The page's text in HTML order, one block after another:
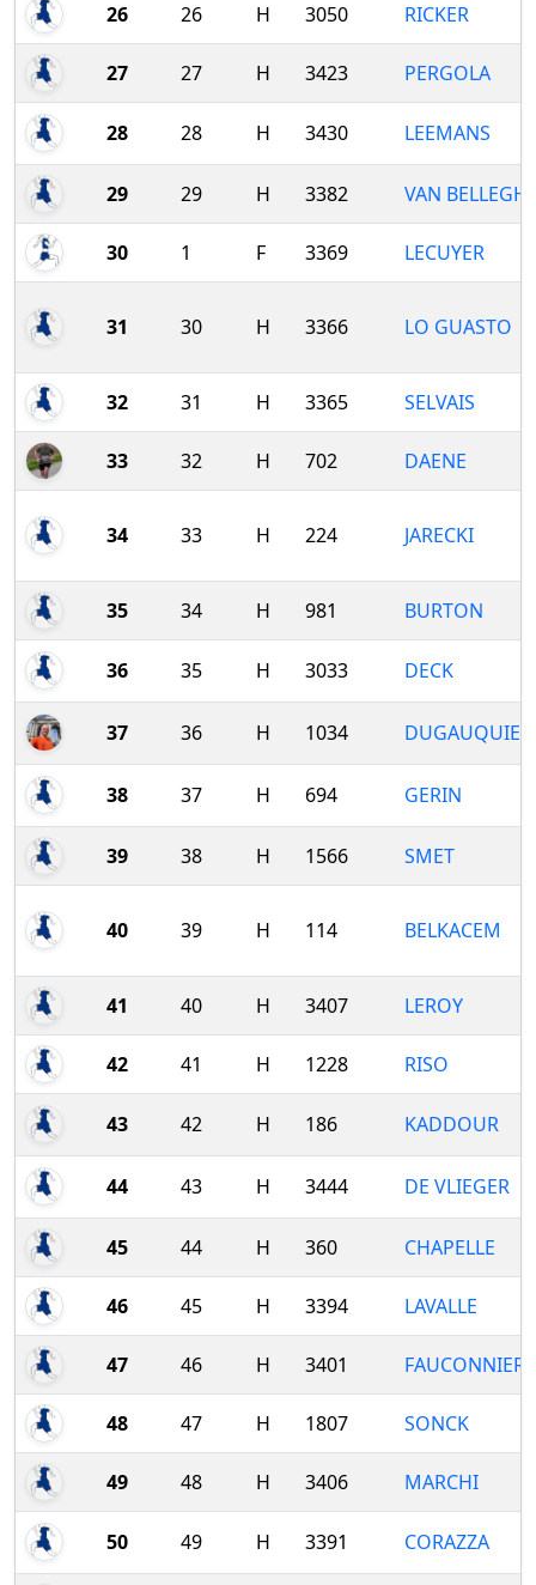
26 26 H 3050 RICKER
27 27 H 3423 PERGOLA
28 28 H 3430 LEEMANS
29 29 H 3382 VAN
30 1 F 3369 LECUYER
31 30 H 3366 LO GUASTO
32 31 H 3365 SELVAIS
33 32 H 702 DAENE
34 33 H 224 JARECKI
35 34 H 981 BURTON
36 35 H 3033 DECK
37 36 H 1034 DUGAUQUIER
38 37 H 694 GERIN
39 38 H 1566 SMET
40 39 H 114 BELKACEM
41 40 H 3407 LEROY
42 41 H 1228 RISO
43 42 H 186 KADDOUR
44 43 H 3444 DE VLIEGER
45 44 H 360 CHAPELLE
46 45 H 3394 LAVALLE
47 46 H 3401 FAUCONNIER
48 47 H 1807 SONCK
49 48 H 3406 MARCHI
50 49 H 3391 CORAZZA